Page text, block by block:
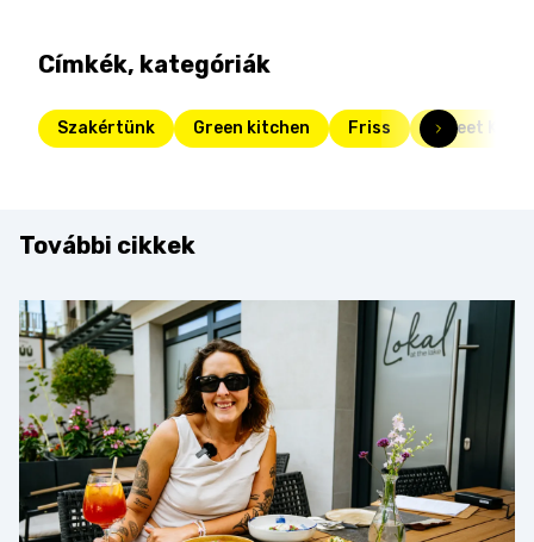
Címkék, kategóriák
Szakértünk Green kitchen Friss Street
További cikkek